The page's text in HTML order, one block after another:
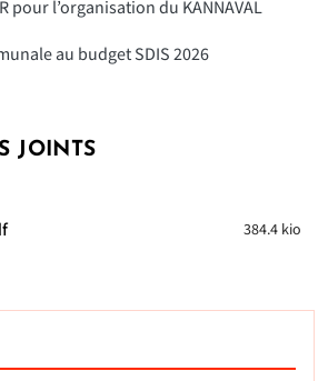
pour l’organisation du KANNAVAL
au budget SDIS 2026
JOINTS
384.4 kio